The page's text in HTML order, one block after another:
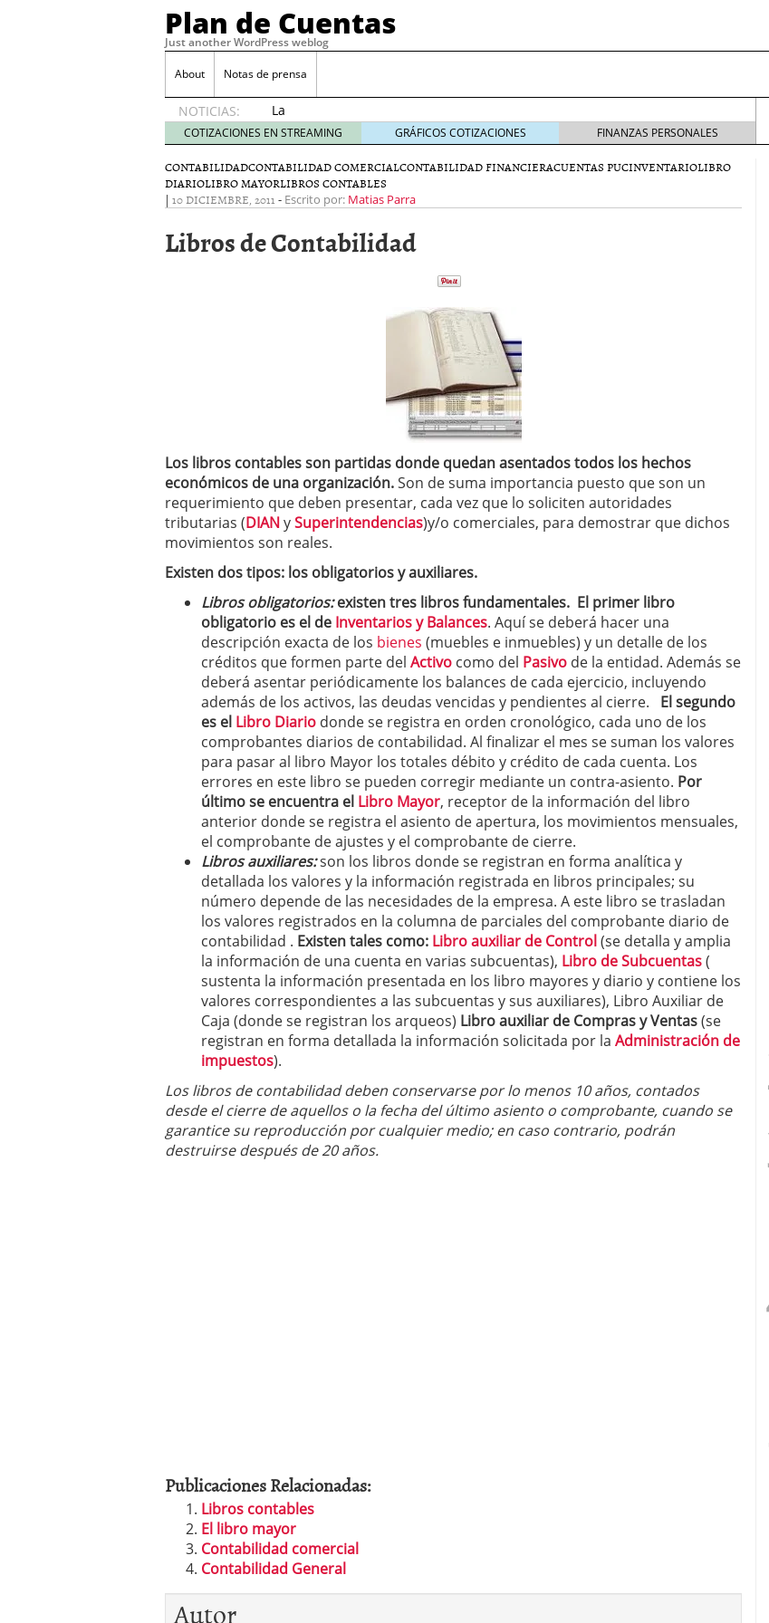
Plan de Cuentas
Just another WordPress weblog
About Notas de prensa
NOTICIAS:
La
elección
del
mejor
seguro
es tuya
17, 2015
Ventajas de las Tarjetas de Crédito en Colombia
junio 17, 2013
¿Qué es el análisis financiero? junio 11, 2013
¿Quién debe firmar un acta de asamblea?
COTIZACIONES EN STREAMING GRÁFICOS COTIZACIONES FINANZAS PERSONALES
CONTABILIDADCONTABILIDAD COMERCIALCONTABILIDAD FINANCIERACUENTAS PUCINVENTARIOLIBRO
DIARIOLIBRO MAYORLIBROS CONTABLES
| 10 DICIEMBRE, 2011 - Escrito por: Matias Parra
Libros de Contabilidad
Los libros contables son partidas donde quedan asentados todos los hechos
económicos de una organización.Son de suma importancia puesto que son un
requerimiento que deben presentar, cada vez que lo soliciten autoridades
tributarias (DIANySuperintendencias)y/o comerciales, para demostrar que dichos
movimientos son reales.
Existen dos tipos: los obligatorios y auxiliares.
Libros obligatorios: existen tres libros fundamentales. El primer libro
obligatorio es el de Inventarios y Balances. Aquí se deberá hacer una
descripción exacta de los bienes (muebles e inmuebles) y un detalle de los
créditos que formen parte del Activo como del Pasivo de la entidad. Además se
deberá asentar periódicamente los balances de cada ejercicio, incluyendo
además de los activos, las deudas vencidas y pendientes al cierre.
El segundo
es el Libro Diario donde se registra en orden cronológico, cada uno de los
comprobantes diarios de contabilidad. Al finalizar el mes se suman los valores
para pasar al libro Mayor los totales débito y crédito de cada cuenta. Los
errores en este libro se pueden corregir mediante un contra-asiento. Por
último se encuentra el Libro Mayor, receptor de la información del libro
anterior donde se registra el asiento de apertura, los movimientos mensuales,
el comprobante de ajustes y el comprobante de cierre.
Libros auxiliares:son los libros donde se registran en forma analítica y
detallada los valores y la información registrada en libros principales; su
número depende de las necesidades de la empresa. A este libro se trasladan
los valores registrados en la columna de parciales del comprobante diario de
contabilidad . Existen tales como: Libro auxiliar de Control(se detalla y amplia
la información de una cuenta en varias subcuentas), Libro de Subcuentas(
sustenta la información presentada en los libro mayores y diario y contiene los
valores correspondientes a las subcuentas y sus auxiliares), Libro Auxiliar de
Caja (donde se registran los arqueos) Libro auxiliar de Compras y Ventas(se
registran en forma detallada la información solicitada por la Administración de
impuestos).
Los libros de contabilidad deben conservarse por lo menos 10 años, contados
desde el cierre de aquellos o la fecha del último asiento o comprobante, cuando se
garantice su reproducción por cualquier medio; en caso contrario, podrán
destruirse después de 20 años.
Publicaciones Relacionadas:
Libros contables
El libro mayor
Contabilidad comercial
Contabilidad General
Autor